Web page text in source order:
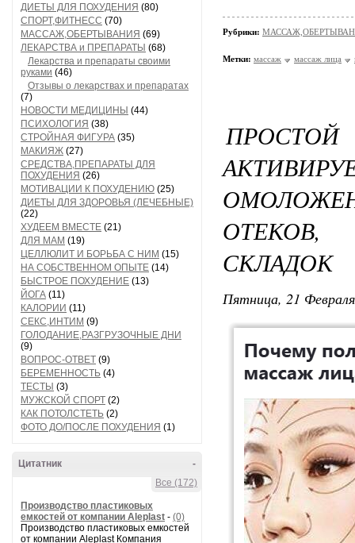
ДИЕТЫ ДЛЯ ПОХУДЕНИЯ (80)
СПОРТ,ФИТНЕСС (70)
МАССАЖ,ОБЕРТЫВАНИЯ (69)
ЛЕКАРСТВА и ПРЕПАРАТЫ (68)
Лекарства и препараты своими
руками (46)
Отзывы о лекарствах и препаратах
(7)
НОВОСТИ МЕДИЦИНЫ (44)
ПСИХОЛОГИЯ (38)
СТРОЙНАЯ ФИГУРА (35)
МАКИЯЖ (27)
СРЕДСТВА,ПРЕПАРАТЫ ДЛЯ
ПОХУДЕНИЯ (26)
МОТИВАЦИИ К ПОХУДЕНИЮ (25)
ДИЕТЫ ДЛЯ ЗДОРОВЬЯ (ЛЕЧЕБНЫЕ)
(22)
ХУДЕЕМ ВМЕСТЕ (21)
ДЛЯ МАМ (19)
ЦЕЛЛЮЛИТ И БОРЬБА С НИМ (15)
НА СОБСТВЕННОМ ОПЫТЕ (14)
БЫСТРОЕ ПОХУДЕНИЕ (13)
ЙОГА (11)
КАЛОРИИ (11)
СЕКС,ИНТИМ (9)
ГОЛОДАНИЕ,РАЗГРУЗОЧНЫЕ ДНИ
(9)
ВОПРОС-ОТВЕТ (9)
БЕРЕМЕННОСТЬ (4)
ТЕСТЫ (3)
МУЖСКОЙ СПОРТ (2)
КАК ПОТОЛСТЕТЬ (2)
ФОТО ДО/ПОСЛЕ ПОХУДЕНИЯ (1)
-
Цитатник
Все (172)
Производство пластиковых
емкостей от компании Aleplast - (0)
Производство пластиковых емкостей
от компании Aleplast Компания
Рубрики:
Метки: массаж массаж лица
СКЛАДОК
Пятница, 21